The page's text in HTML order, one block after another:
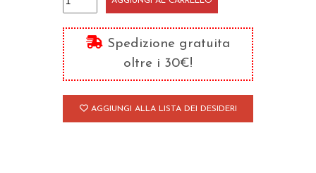
della
Chiesa/2
quantità
Spedizione gratuita
oltre i 30€!
AGGIUNGI ALLA LISTA DEI DESIDERI